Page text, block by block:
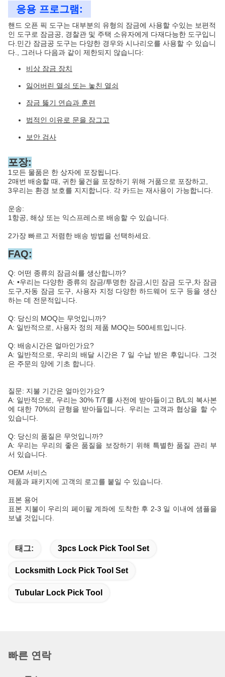
응용 프로그램:
핸드 오픈 픽 도구는 대부분의 유형의 잠금에 사용할 수있는 보편적
인 도구로 잠금공, 경찰관 및 주택 소유자에게 다재다능한 도구입니
다.민간 잠금공 도구는 다양한 경우와 시나리오를 사용할 수 있습니
다., 그러나 다음과 같이 제한되지 않습니다:
비상 잠금 장치
잃어버린 열쇠 또는 놓친 열쇠
잠금 뚫기 연습과 훈련
법적인 이유로 문을 잠그고
보안 검사
포장:
1모든 물품은 한 상자에 포장됩니다.
2매번 배송할 때, 귀한 물건을 포장하기 위해 거품으로 포장하고,
3우리는 환경 보호를 지지합니다. 각 카드는 재사용이 가능합니다.
운송:
1항공, 해상 또는 익스프레스로 배송할 수 있습니다.
2가장 빠르고 저렴한 배송 방법을 선택하세요.
FAQ:
Q: 어떤 종류의 잠금쇠를 생산합니까?
A: •우리는 다양한 종류의 잠금/투명한 잠금,시민 잠금 도구,차 잠금
도구,자동 잠금 도구, 사용자 지정 다양한 하드웨어 도구 등을 생산
하는 데 전문적입니다.
Q: 당신의 MOQ는 무엇입니까?
A: 일반적으로, 사용자 정의 제품 MOQ는 500세트입니다.
Q: 배송시간은 얼마인가요?
A: 일반적으로, 우리의 배달 시간은 7 일 수납 받은 후입니다. 그것
은 주문의 양에 기초 합니다.
질문: 지불 기간은 얼마인가요?
A: 일반적으로, 우리는 30% T/T를 사전에 받아들이고 B/L의 복사본
에 대한 70%의 균형을 받아들입니다. 우리는 고객과 협상을 할 수
있습니다.
Q: 당신의 품질은 무엇입니까?
A: 우리는 우리의 좋은 품질을 보장하기 위해 특별한 품질 관리 부
서 있습니다.
OEM 서비스
제품과 패키지에 고객의 로고를 붙일 수 있습니다.
표본 용어
표본 지불이 우리의 페이팔 계좌에 도착한 후 2-3 일 이내에 샘플을
보낼 것입니다.
태그: 3pcs Lock Pick Tool Set
Locksmith Lock Pick Tool Set
Tubular Lock Pick Tool
빠른 연락